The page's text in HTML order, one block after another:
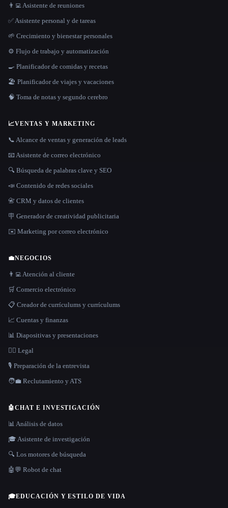
👨‍💻 Asistente de reuniones
✅ Asistente personal y de tareas
🌱 Crecimiento y bienestar personales
⚙️ Flujo de trabajo y automatización
🍳 Planificador de comidas y recetas
🏖 Planificador de viajes y vacaciones
🧠 Toma de notas y segundo cerebro
📈VENTAS Y MARKETING
📞 Alcance de ventas y generación de leads
📧 Asistente de correo electrónico
🔍 Búsqueda de palabras clave y SEO
📣 Contenido de redes sociales
📇 CRM y datos de clientes
🪧 Generador de creatividad publicitaria
✉️ Marketing por correo electrónico
💼NEGOCIOS
👨‍💻 Atención al cliente
🛒 Comercio electrónico
📋 Creador de currículums y currículums
📈 Cuentas y finanzas
📊 Diapositivas y presentaciones
👩‍⚖️ Legal
🎙️ Preparación de la entrevista
🧑‍💼 Reclutamiento y ATS
🤖CHAT E INVESTIGACIÓN
📊 Análisis de datos
🎓 Asistente de investigación
🔍 Los motores de búsqueda
🤖💬 Robot de chat
🎓EDUCACIÓN Y ESTILO DE VIDA